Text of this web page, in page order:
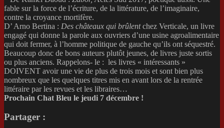
fable sur la force de l’écriture, de la littérature, de l’imaginaire,
contre la croyance mortifère.
D’ Arno Bertina : Des châteaux qui brûlentchez Verticale, un livre
engagé qui donne la parole aux ouvriers d’une usine agroalimentaire
qui doit fermer, à l’homme politique de gauche qu’ils ont séquestré.
Beaucoup donc de bons auteurs plutôt jeunes, de livres juste sortis
ou plus anciens. Rappelons- le : les livres « intéressants »
DOIVENT avoir une vie de plus de trois mois et sont bien plus
nombreux que les quelques titres mis en avant lors de la rentrée
littéraire par les revues et les libraires…
Prochain Chat Bleu le jeudi 7 décembre !
Partager :